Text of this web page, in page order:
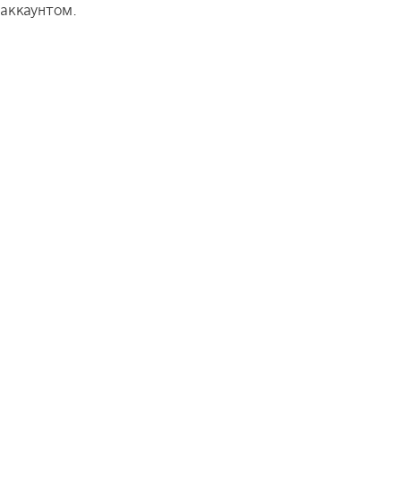
аккаунтом.